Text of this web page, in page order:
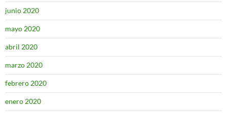
junio 2020
mayo 2020
abril 2020
marzo 2020
febrero 2020
enero 2020